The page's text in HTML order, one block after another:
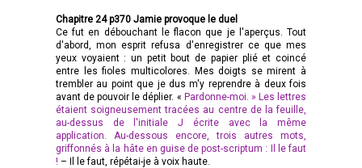
Chapitre 24 p370 Jamie provoque le duel
Ce fut en débouchant le flacon que je l'aperçus. Tout
d'abord, mon esprit refusa d'enregistrer ce que mes
yeux voyaient : un petit bout de papier plié et coincé
entre les fioles multicolores. Mes doigts se mirent à
trembler au point que je dus m'y reprendre à deux fois
avant de pouvoir le déplier. « Pardonne-moi. » Les lettres
étaient soigneusement tracées au centre de la feuille,
au-dessus de l'initiale J écrite avec la même
application. Au-dessous encore, trois autres mots,
griffonnés à la hâte en guise de post-scriptum : Il le faut
! – Il le faut, répétai-je à voix haute.